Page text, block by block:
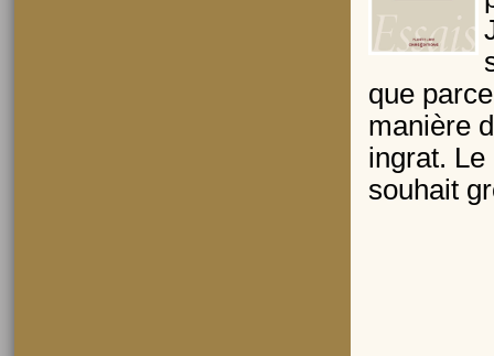
que
manière
ingrat.
souhait